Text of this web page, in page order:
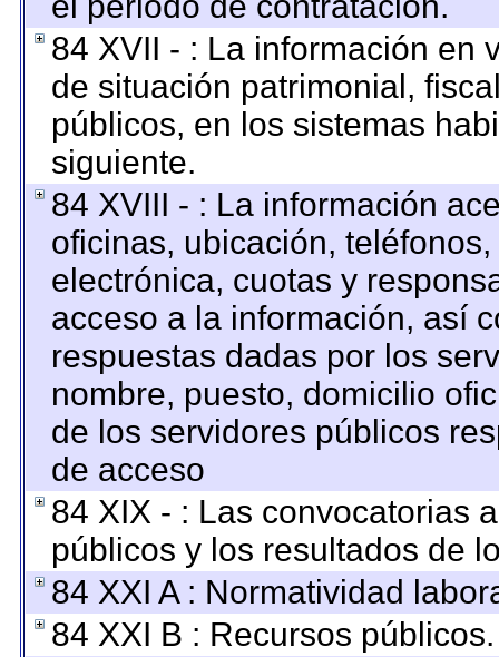
84 XVII - : La información en
de situación patrimonial,
públicos, en los sistemas
siguiente.
84 XVIII - : La información
oficinas, ubicación,
electrónica, cuotas y
acceso a la información, así
respuestas dadas por los
nombre, puesto, domicilio
de los servidores públicos
de acceso
84 XIX - : Las convocatorias
públicos y los resultados de
84 XXI A : Normatividad
84 XXI B : Recursos públicos.